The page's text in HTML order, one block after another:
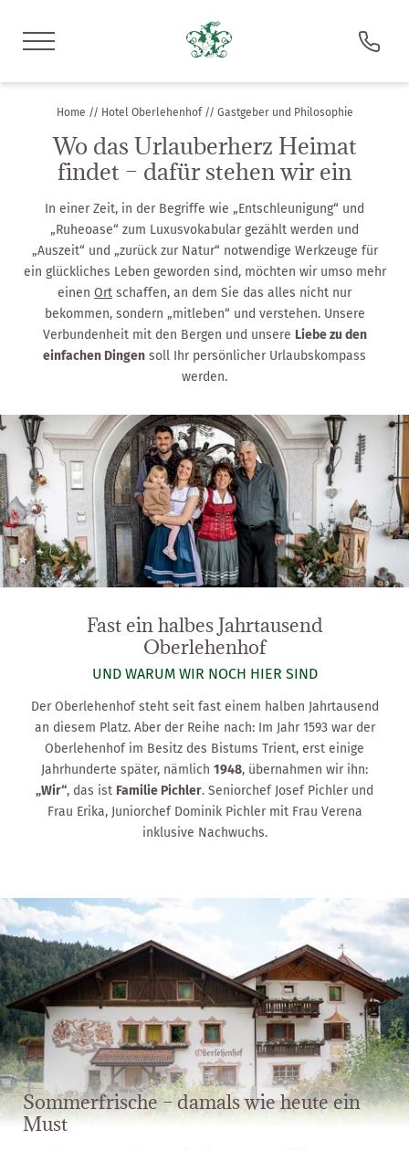
IT EN
Hotel Oberlehenhof
Gastgeber und Philosophie
Ruhepunkt Oberlehenhof
FAQ
Pool & Sauna
Wohnen
Erleben
Genießen
Home // Hotel Oberlehenhof // Gastgeber und Philosophie
Wo das Urlauberherz Heimat
findet – dafür stehen wir ein
In einer Zeit, in der Begriffe wie „Entschleunigung“ und
„Ruheoase“ zum Luxusvokabular gezählt werden und
„Auszeit“ und „zurück zur Natur“ notwendige Werkzeuge für
ein glückliches Leben geworden sind, möchten wir umso mehr
einen Ort schaffen, an dem Sie das alles nicht nur
bekommen, sondern „mitleben“ und verstehen. Unsere
Verbundenheit mit den Bergen und unsere Liebe zu den
einfachen Dingen soll Ihr persönlicher Urlaubskompass
werden.
Fast ein halbes Jahrtausend
Oberlehenhof
UND WARUM WIR NOCH HIER SIND
Der Oberlehenhof steht seit fast einem halben Jahrtausend
an diesem Platz. Aber der Reihe nach: Im Jahr 1593 war der
Oberlehenhof im Besitz des Bistums Trient, erst einige
Jahrhunderte später, nämlich 1948, übernahmen wir ihn:
„Wir“, das ist Familie Pichler. Seniorchef Josef Pichler und
Frau Erika, Juniorchef Dominik Pichler mit Frau Verena
inklusive Nachwuchs.
Sommerfrische – damals wie heute ein
Must